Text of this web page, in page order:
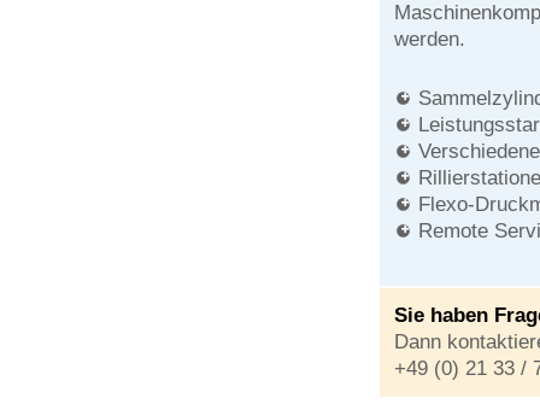
werden.
Flexo-
Remote
Sie haben
Dann
+49 (0) 21 33 /